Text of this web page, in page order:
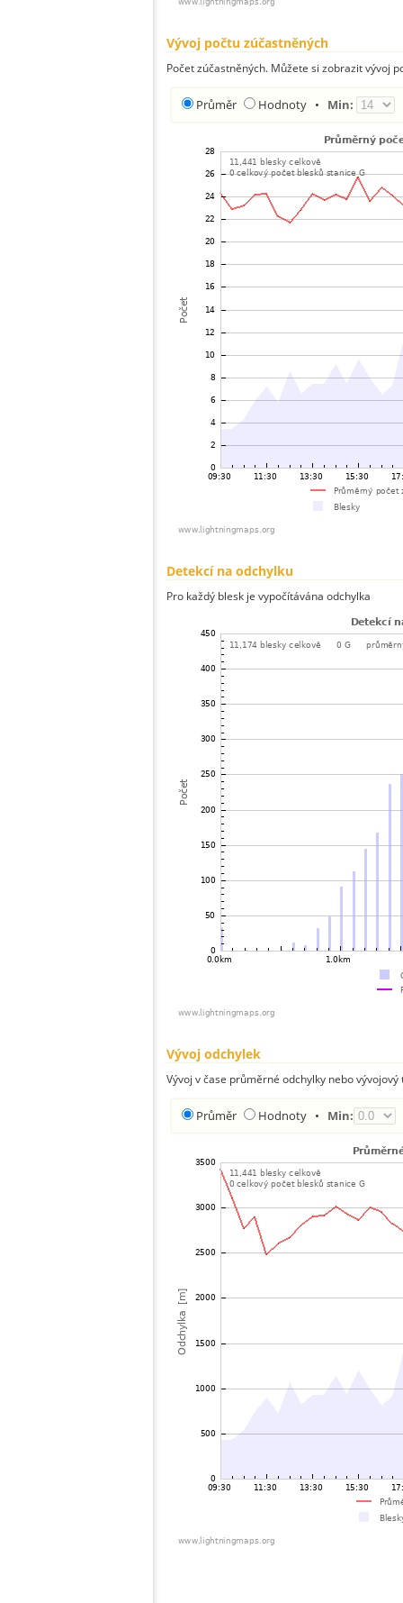
Vývoj počtu zúčastněných
Počet zúčastněných. Můžete si zobrazit vývoj
Průměr Hodnoty • Min:
Detekcí na odchylku
Pro každý blesk je vypočítávána odchylka
Vývoj odchylek
Vývoj v čase průměrné odchylky nebo
Průměr Hodnoty • Min: